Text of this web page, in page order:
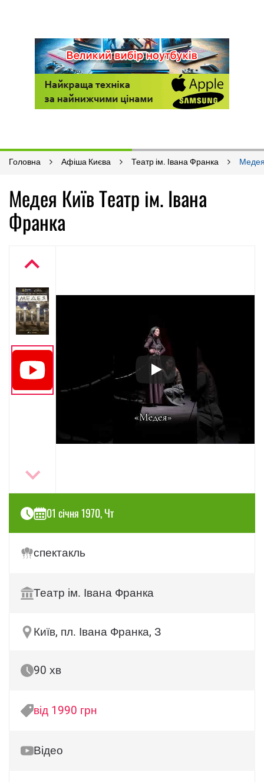
Головна Афіша Києва Театр ім. Івана Франка
Медея Київ Театр ім. Івана
Франка
01 січня 1970, Чт
спектакль
Театр ім. Івана Франка
Київ, пл. Івана Франка, З
90 хв
від 1990 грн
Відео